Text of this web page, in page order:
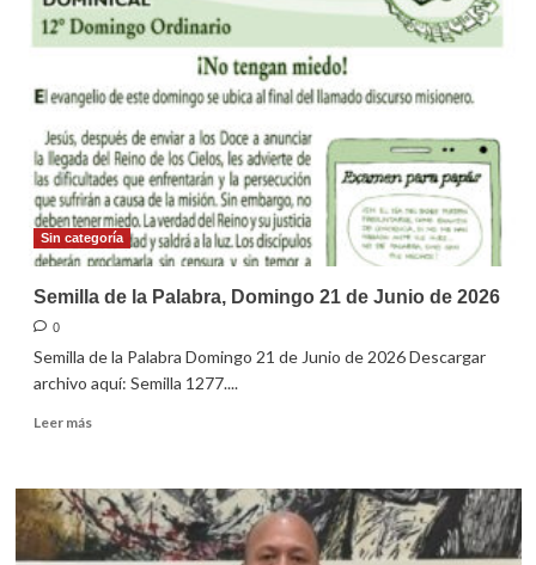
la
Palabra,
de
de
2026
Sin categoría
Semilla de la Palabra, Domingo 21 de Junio de 2026
0
Semilla de la Palabra Domingo 21 de Junio de 2026 Descargar
archivo aquí: Semilla 1277....
Leer másLeer
Semilla
de
la
Palabra,